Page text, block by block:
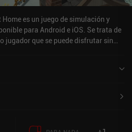
es un juego de simulación y
para Android e iOS. Se trata de
jugador que se puede disfrutar sin
y tiene actualmente una